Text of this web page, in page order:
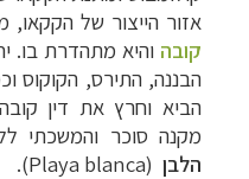
אזור הייצור של
קובה והיא מתהדרת בו.
הבננה, התירס, הקוקוס
הביא וחרץ את דין
מקנה סוכר והמשכתי
הלבן (Playa blanca)
.